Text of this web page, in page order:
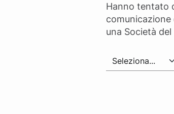
Form
Hanno tentato
una Società